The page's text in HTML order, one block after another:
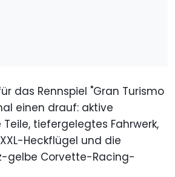
das Rennspiel "Gran Turismo
einen drauf: aktive
tiefergelegtes Fahrwerk,
Heckflügel und die
gelbe Corvette-Racing-